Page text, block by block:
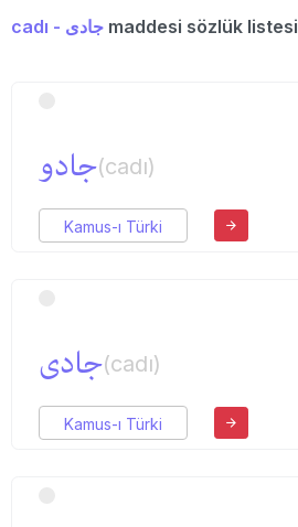
cadı - جادی maddesi sözlük listesi
جادو(cadı)
Kamus-ı Türki
جادی(cadı)
Kamus-ı Türki